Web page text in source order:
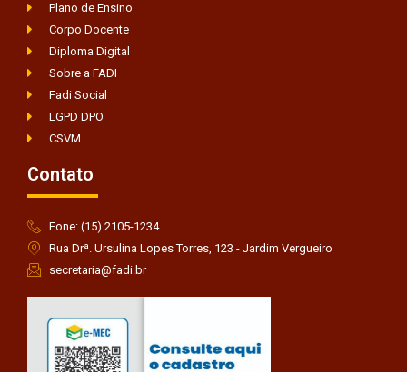
Plano de Ensino
Corpo Docente
Diploma Digital
Sobre a FADI
Fadi Social
LGPD DPO
CSVM
Contato
Fone: (15) 2105-1234
Rua Drª. Ursulina Lopes Torres, 123 - Jardim Vergueiro
secretaria@fadi.br